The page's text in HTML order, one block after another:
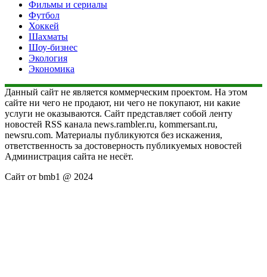
Фильмы и сериалы
Футбол
Хоккей
Шахматы
Шоу-бизнес
Экология
Экономика
Данный сайт не является коммерческим проектом. На этом
сайте ни чего не продают, ни чего не покупают, ни какие
услуги не оказываются. Сайт представляет собой ленту
новостей RSS канала news.rambler.ru, kommersant.ru,
newsru.com. Материалы публикуются без искажения,
ответственность за достоверность публикуемых новостей
Администрация сайта не несёт.
Сайт от bmb1 @ 2024